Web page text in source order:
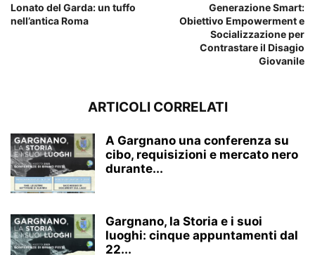
Lonato del Garda: un tuffo
nell’antica Roma
Generazione Smart:
Obiettivo Empowerment e
Socializzazione per
Contrastare il Disagio
Giovanile
ARTICOLI CORRELATI
A Gargnano una conferenza su
cibo, requisizioni e mercato nero
durante...
Gargnano, la Storia e i suoi
luoghi: cinque appuntamenti dal
22...